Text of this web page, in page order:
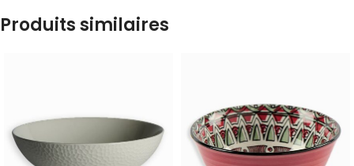
Produits similaires